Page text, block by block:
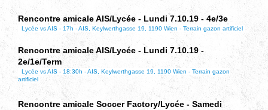
Rencontre amicale AIS/Lycée - Lundi 7.10.19 - 4e/3e
Lycée vs AIS - 17h - AIS, Keylwerthgasse 19, 1190 Wien - Terrain gazon artificiel
Rencontre amicale AIS/Lycée - Lundi 7.10.19 -
2e/1e/Term
Lycée vs AIS - 18:30h - AIS, Keylwerthgasse 19, 1190 Wien - Terrain gazon
artificiel
Rencontre amicale Soccer Factory/Lycée - Samedi